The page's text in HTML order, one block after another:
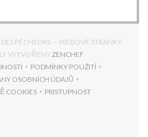
PÊCHEURS — WEBOVÉ STRÁNKY
VYTVOŘENYZENCHEF
SE V NOVÉM OKNĚ))
PODMÍNKY POUŽITÍ
((OTEVŘE SE V NOVÉM
OSOBNÍCH ÚDAJŮ
((OTEVŘE SE V NOVÉM OKNĚ))
COOKIES
SE V NOVÉM OKNĚ))
PRISTUPNOST
((OTEVŘE SE V NOVÉM